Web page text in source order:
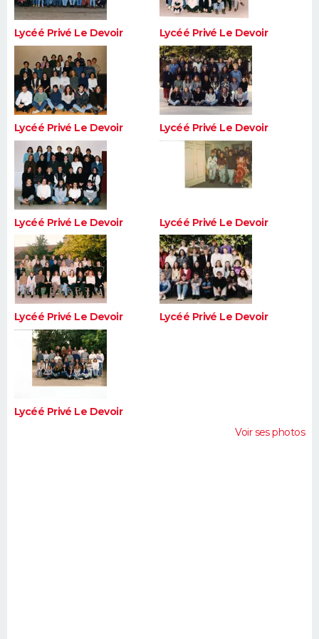
Lycéé Privé Le Devoir Lycéé Privé Le Devoir
Lycéé Privé Le Devoir Lycéé Privé Le Devoir
Lycéé Privé Le Devoir Lycéé Privé Le Devoir
Lycéé Privé Le Devoir Lycéé Privé Le Devoir
Lycéé Privé Le Devoir
Voir ses photos